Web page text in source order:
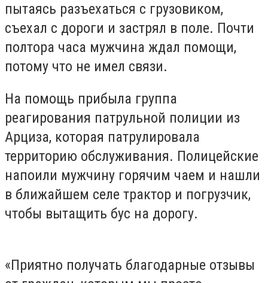
пытаясь разъехаться с грузовиком,
съехал с дороги и застрял в поле. Почти
полтора часа мужчина ждал помощи,
потому что не имел связи.
На помощь прибыла группа
реагирования патрульной полиции из
Арциза, которая патрулировала
территорию обслуживания. Полицейские
напоили мужчину горячим чаем и нашли
в ближайшем селе трактор и погрузчик,
чтобы вытащить бус на дорогу.
«Приятно получать благодарные отзывы